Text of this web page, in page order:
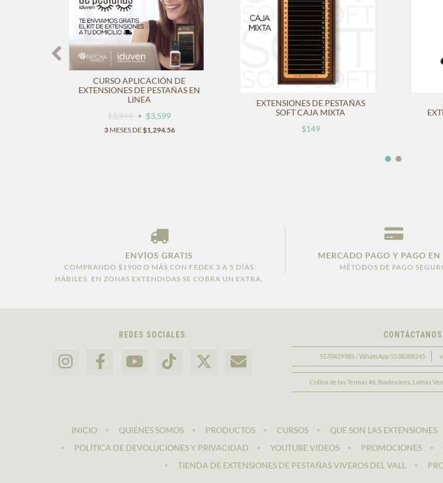
CURSO APLICACIÓN DE
EXTENSIONES DE PESTAÑAS EN
LINEA
$3,999
$3,599
3MESES DE$1,294.56
EXTENSIONES DE PESTAÑAS
SOFT CAJA MIXTA
$149
ENVÍOS GRATIS
COMPRANDO $1900 O MÁS CON FEDEX 3 A 5 DÍAS
HÁBILES. EN ZONAS EXTENDIDAS SE COBRA UN EXTRA.
MERCADO PAGO Y PAGO
MÉTODOS DE PAGO
REDES SOCIALES CONTÁCTANOS
5570429985 / WhatsApp 5538388245
Colina de las Termas #6, Boulevares, Lomas
INICIO QUIÉNES SOMOS PRODUCTOS CURSOS QUE SON LAS EXTENSIONES
POLÍTICA DE DEVOLUCIONES Y PRIVACIDAD
YOUTUBE VIDEOS PROMOCIONES
TIENDA DE EXTENSIONES DE PESTAÑAS VIVEROS DEL VALL